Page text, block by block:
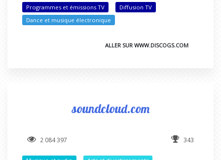
Programmes et émissions TV
Diffusion TV
Dance et musique électronique
ALLER SUR WWW.DISCOGS.COM
soundcloud.com
2 084 397 343